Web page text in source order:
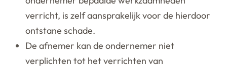
verricht, is zelf aansprakelijk voor de hierdoor
ontstane schade.
De afnemer kan de ondernemer niet
verplichten tot het verrichten van